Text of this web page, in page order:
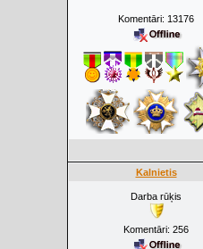
Komentāri: 13176
Kalnietis
Darba rūķis
Komentāri: 256